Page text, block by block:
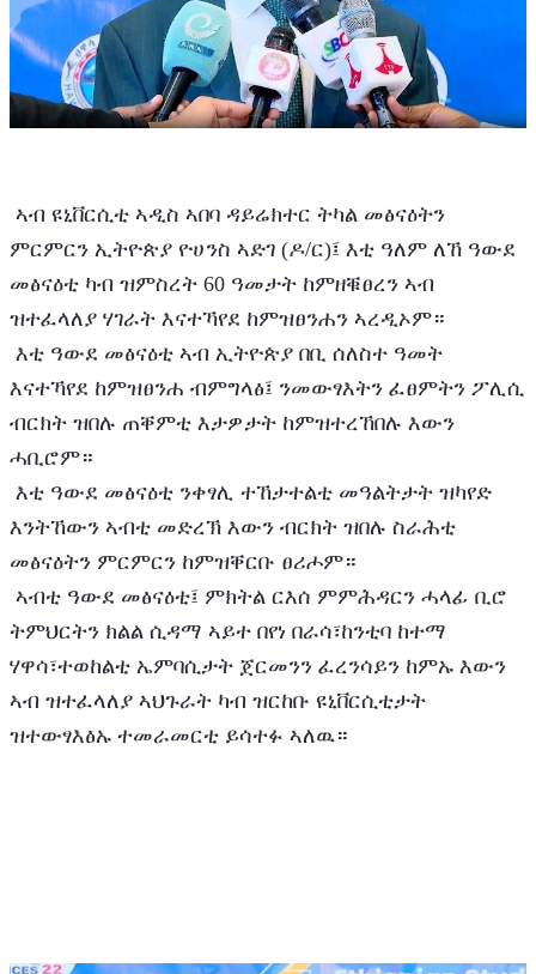
ምርምርን ኢትዮጵያ ዮሀንስ ኣድገ (ዶ/ር)፤ እቲ ዓለም ለኸ ዓውደ
መፅናዕቲ ካብ ዝምስረት 60 ዓመታት ከምዘቑፀረን ኣብ
ዝተፈላለያ ሃገራት እናተኻየደ ከምዝፀንሐን ኣረዲኦም።
እናተኻየደ ከምዝፀንሐ ብምግላፅ፤ ንመውፃእትን ፈፀምትን ፖሊሲ
ብርክት ዝበሉ ጠቐምቲ እታዎታት ከምዝተረኸበሉ እውን
ሓቢሮም።
እንትኸውን ኣብቲ መድረኽ እውን ብርክት ዝበሉ ስራሕቲ
መፅናዕትን ምርምርን ከምዝቐርቡ ፀሪሖም።
ትምህርትን ክልል ሲዳማ ኣይተ በየነ በራሳ፣ከንቲባ ከተማ
ሃዋሳ፣ተወከልቲ ኤምባሲታት ጀርመንን ፈረንሳይን ከምኡ እውን
ኣብ ዝተፈላለያ ኣህጉራት ካብ ዝርከቡ ዩኒቨርሲቲታት
ዝተውፃእፅኡ ተመራመርቲ ይሳተፉ ኣለዉ።